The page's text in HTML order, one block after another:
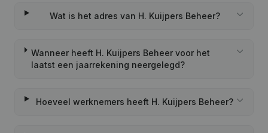
Wat is het adres van H. Kuijpers Beheer?
Wanneer heeft H. Kuijpers Beheer voor het
laatst een jaarrekening neergelegd?
Hoeveel werknemers heeft H. Kuijpers Beheer?